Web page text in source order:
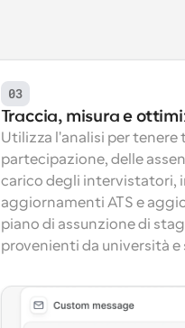
03
Traccia, misura e
Utilizza l'analisi per tenere
partecipazione, delle
carico degli intervistatori,
aggiornamenti ATS e
piano di assunzione di
provenienti da università